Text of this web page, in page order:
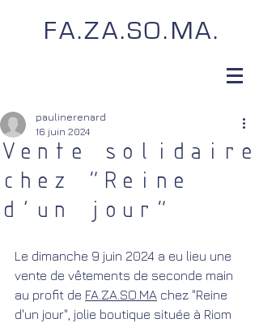
FA.ZA.SO.MA.
Vente solidaire
chez "Reine
d'un jour"
paulinerenard
16 juin 2024
Le dimanche 9 juin 2024 a eu lieu une
vente de vêtements de seconde main
au profit de FA.ZA.SO.MA chez "Reine
d'un jour", jolie boutique située à Riom